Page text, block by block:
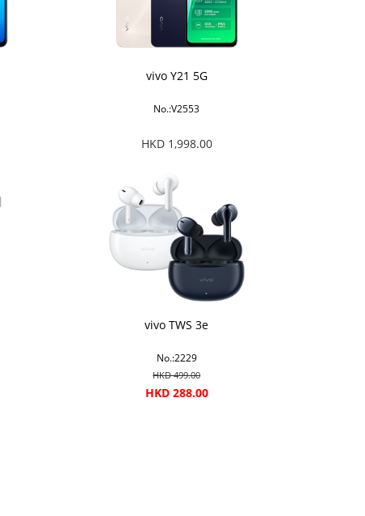
vivo Y21 5G
No.:V2553
HKD 1,998.00
vivo TWS 3e
No.:2229
HKD 499.00
HKD 288.00